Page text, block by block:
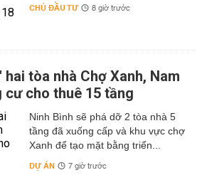
CHỦ ĐẦU TƯ 8 giờ trước
tòa nhà Chợ Xanh, Nam
cư cho thuê 15 tầng
Ninh Bình sẽ phá dỡ 2 tòa nhà 5
tầng đã xuống cấp và khu vực chợ
Xanh để tạo mặt bằng triển...
DỰ ÁN 7 giờ trước